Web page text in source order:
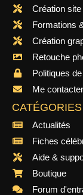
Création
Formations
Création
Retouche
Politiques
Me contacter
CATÉGORIES
Actualités
Fiches
Aide &
Boutique
Forum